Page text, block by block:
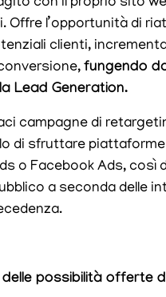
con il proprio sito
Offre l’opportunità di
clienti,
fungendo
Lead Generation.
campagne di
di sfruttare
o Facebook Ads, così
a seconda delle
possibilità offerte